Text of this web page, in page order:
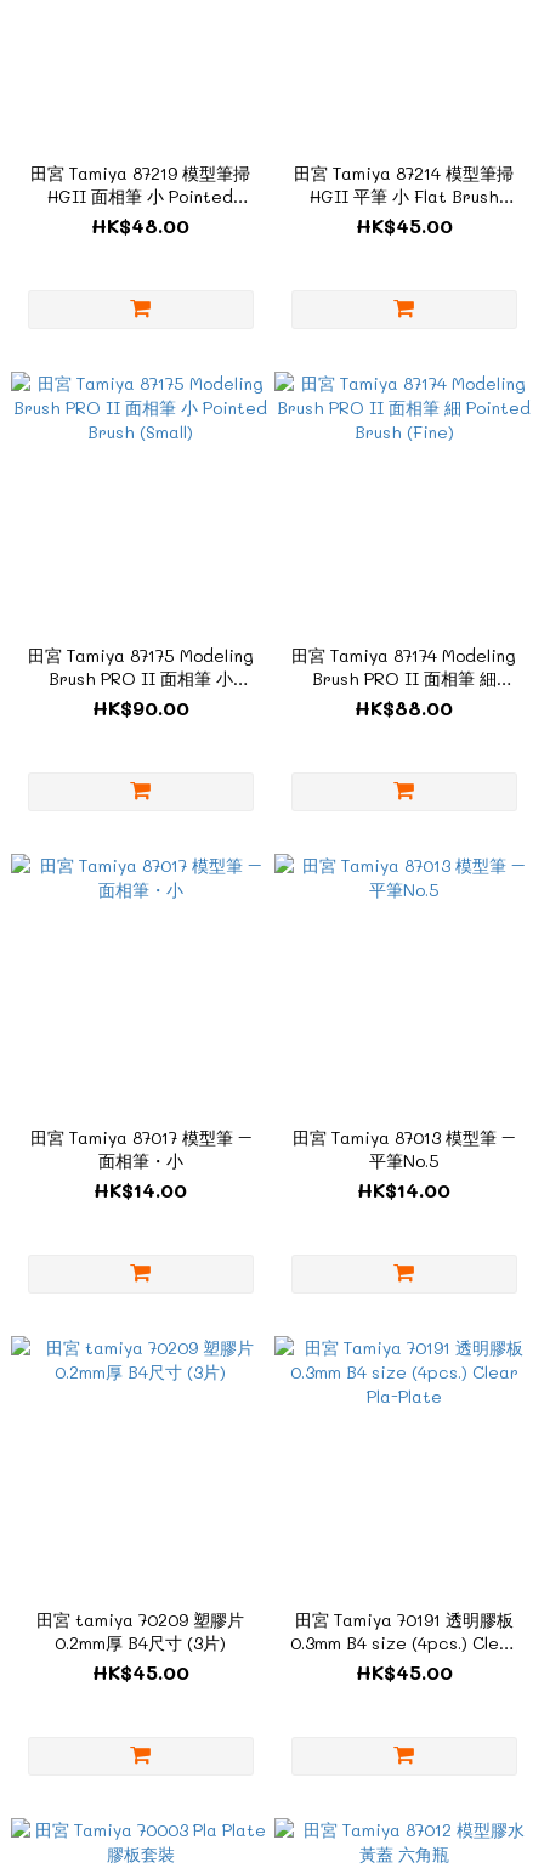
田宮 Tamiya 87219 模型筆掃
HGII 面相筆 小 Pointed
Brush (Small)
HK$48.00
田宮 Tamiya 87214 模型筆掃
HGII 平筆 小 Flat Brush
(Small)
HK$45.00
田宮 Tamiya 87175 Modeling
Brush PRO II 面相筆 小
Pointed Brush (Small)
HK$90.00
田宮 Tamiya 87174 Modeling
Brush PRO II 面相筆 細
Pointed Brush (Fine)
HK$88.00
田宮 Tamiya 87017 模型筆 –
面相筆・小
HK$14.00
田宮 Tamiya 87013 模型筆 –
平筆No.5
HK$14.00
田宮 tamiya 70209 塑膠片
0.2mm厚 B4尺寸 (3片)
HK$45.00
田宮 Tamiya 70191 透明膠板
0.3mm B4 size (4pcs.) Clear
Pla-Plate
HK$45.00